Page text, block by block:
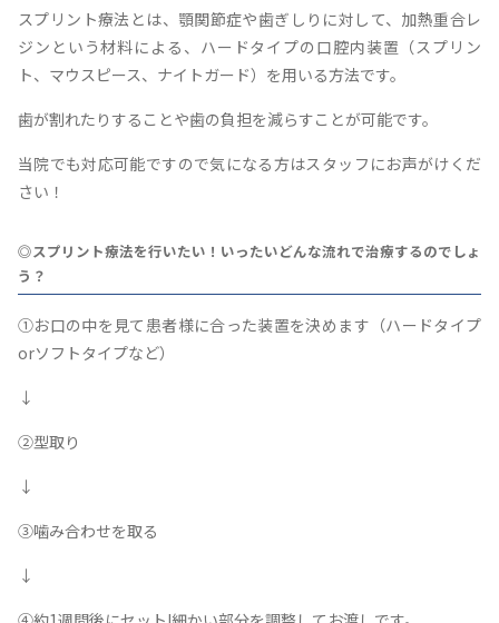
スプリント療法とは、顎関節症や歯ぎしりに対して、加熱重合レ
ジンという材料による、ハードタイプの口腔内装置（スプリン
ト、マウスピース、ナイトガード）を用いる方法です。
歯が割れたりすることや歯の負担を減らすことが可能です。
当院でも対応可能ですので気になる方はスタッフにお声がけくだ
さい！
◎スプリント療法を行いたい！いったいどんな流れで治療するのでしょ
う？
①お口の中を見て患者様に合った装置を決めます（ハードタイプ
orソフトタイプなど）
↓
②型取り
↓
③噛み合わせを取る
↓